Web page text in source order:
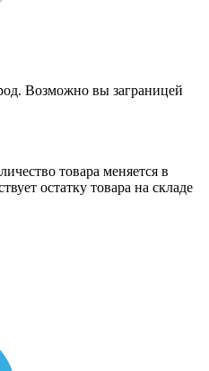
Возможно вы заграницей
товара меняется в
остатку товара на складе